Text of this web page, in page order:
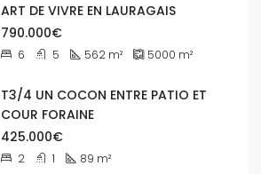
ART DE VIVRE EN LAURAGAIS
790.000€
6 5 562 m² 5000 m²
T3/4 UN COCON ENTRE PATIO ET
COUR FORAINE
425.000€
2 1 89 m²